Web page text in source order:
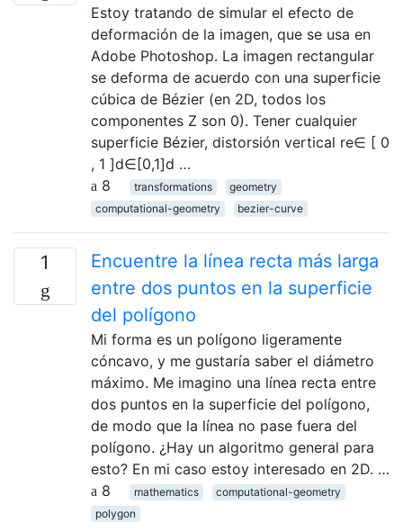
Estoy tratando de simular el efecto de
deformación de la imagen, que se usa en
Adobe Photoshop. La imagen rectangular
se deforma de acuerdo con una superficie
cúbica de Bézier (en 2D, todos los
componentes Z son 0). Tener cualquier
superficie Bézier, distorsión vertical re∈ [ 0
, 1 ]d∈[0,1]d …
8
transformations
geometry
computational-geometry
bezier-curve
1
Encuentre la línea recta más larga
entre dos puntos en la superficie
del polígono
Mi forma es un polígono ligeramente
cóncavo, y me gustaría saber el diámetro
máximo. Me imagino una línea recta entre
dos puntos en la superficie del polígono,
de modo que la línea no pase fuera del
polígono. ¿Hay un algoritmo general para
esto? En mi caso estoy interesado en 2D. …
8
mathematics
computational-geometry
polygon